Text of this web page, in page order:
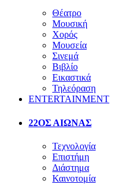
Θέατρο
Μουσική
Χορός
Μουσεία
Σινεμά
Βιβλίο
Εικαστικά
Τηλεόραση
ENTERTAINMENT
22ΟΣ ΑΙΩΝΑΣ
Τεχνολογία
Επιστήμη
Διάστημα
Καινοτομία